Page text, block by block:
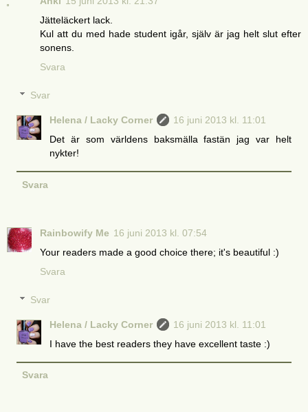
Jätteläckert lack.
Kul att du med hade student igår, själv är jag helt slut efter
sonens.
Svara
Svar
Helena / Lacky Corner
16 juni 2013 kl. 11:01
Det är som världens baksmälla fastän jag var helt
nykter!
Svara
Rainbowify Me 16 juni 2013 kl. 07:54
Your readers made a good choice there; it's beautiful :)
Svara
Svar
Helena / Lacky Corner
16 juni 2013 kl. 11:01
I have the best readers they have excellent taste :)
Svara